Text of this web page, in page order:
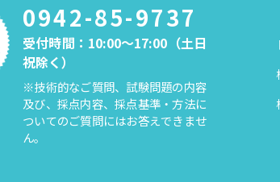
0942-85-9737
受付時間：10:00～17:00（土日
祝除く）
※技術的なご質問、試験問題の内容
及び、採点内容、採点基準・方法に
ついてのご質問にはお答えできませ
ん。